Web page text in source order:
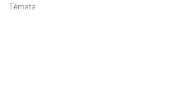
Témata